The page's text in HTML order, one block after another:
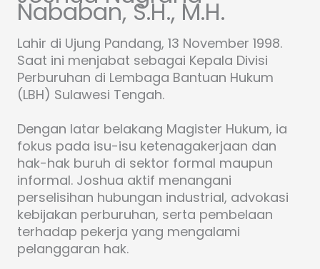
Nababan, S.H., M.H.
Lahir di Ujung Pandang, 13 November 1998.
Saat ini menjabat sebagai Kepala Divisi
Perburuhan di Lembaga Bantuan Hukum
(LBH) Sulawesi Tengah.
Dengan latar belakang Magister Hukum, ia
fokus pada isu-isu ketenagakerjaan dan
hak-hak buruh di sektor formal maupun
informal. Joshua aktif menangani
perselisihan hubungan industrial, advokasi
kebijakan perburuhan, serta pembelaan
terhadap pekerja yang mengalami
pelanggaran hak.